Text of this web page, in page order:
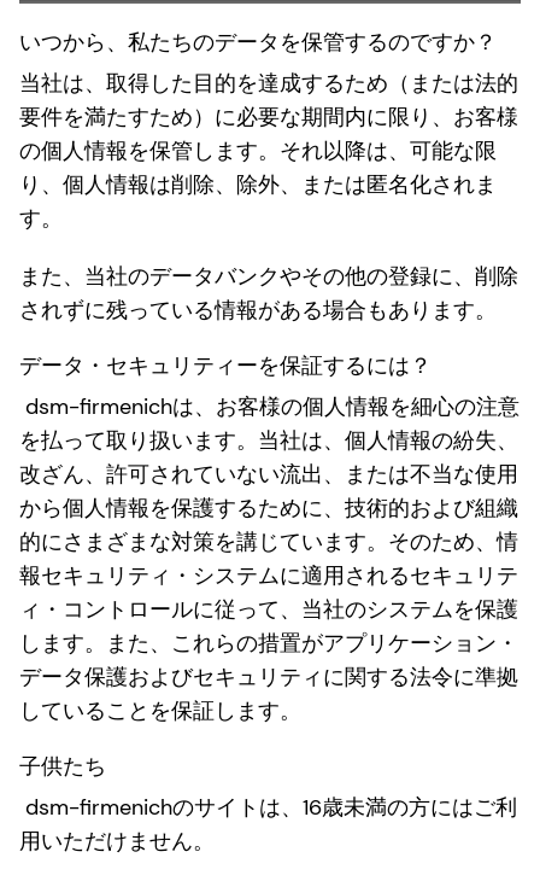
いつから、私たちのデータを保管するのですか？
当社は、取得した目的を達成するため（または法的
要件を満たすため）に必要な期間内に限り、お客様
の個人情報を保管します。それ以降は、可能な限
り、個人情報は削除、除外、または匿名化されま
す。
また、当社のデータバンクやその他の登録に、削除
されずに残っている情報がある場合もあります。
データ・セキュリティーを保証するには？
dsm-firmenichは、お客様の個人情報を細心の注意
を払って取り扱います。当社は、個人情報の紛失、
改ざん、許可されていない流出、または不当な使用
から個人情報を保護するために、技術的および組織
的にさまざまな対策を講じています。そのため、情
報セキュリティ・システムに適用されるセキュリテ
ィ・コントロールに従って、当社のシステムを保護
します。また、これらの措置がアプリケーション・
データ保護およびセキュリティに関する法令に準拠
していることを保証します。
子供たち
dsm-firmenichのサイトは、16歳未満の方にはご利
用いただけません。